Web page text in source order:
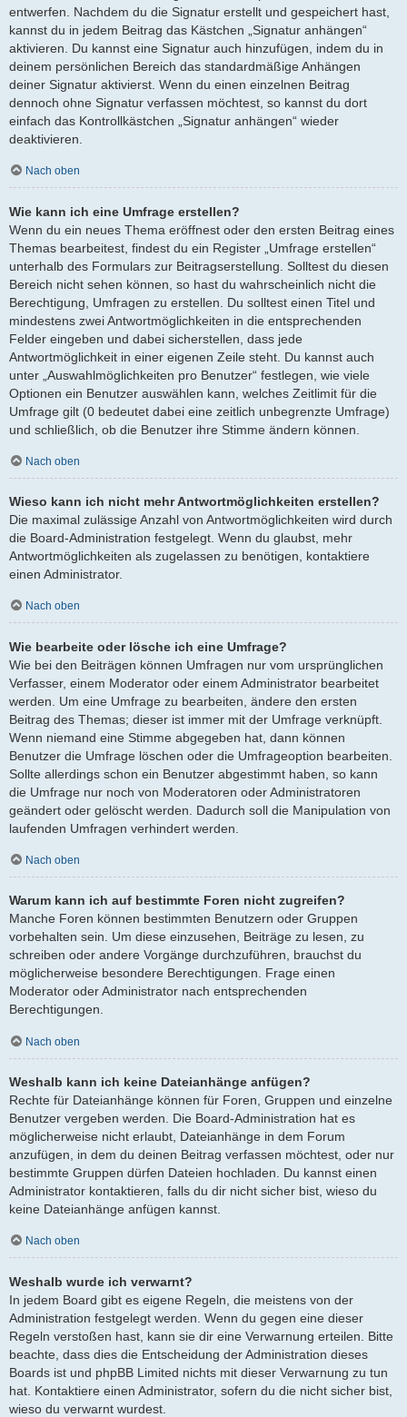
entwerfen. Nachdem du die Signatur erstellt und gespeichert hast,
kannst du in jedem Beitrag das Kästchen „Signatur anhängen“
aktivieren. Du kannst eine Signatur auch hinzufügen, indem du in
deinem persönlichen Bereich das standardmäßige Anhängen
deiner Signatur aktivierst. Wenn du einen einzelnen Beitrag
dennoch ohne Signatur verfassen möchtest, so kannst du dort
einfach das Kontrollkästchen „Signatur anhängen“ wieder
deaktivieren.
Nach oben
Wie kann ich eine Umfrage erstellen?
Wenn du ein neues Thema eröffnest oder den ersten Beitrag eines
Themas bearbeitest, findest du ein Register „Umfrage erstellen“
unterhalb des Formulars zur Beitragserstellung. Solltest du diesen
Bereich nicht sehen können, so hast du wahrscheinlich nicht die
Berechtigung, Umfragen zu erstellen. Du solltest einen Titel und
mindestens zwei Antwortmöglichkeiten in die entsprechenden
Felder eingeben und dabei sicherstellen, dass jede
Antwortmöglichkeit in einer eigenen Zeile steht. Du kannst auch
unter „Auswahlmöglichkeiten pro Benutzer“ festlegen, wie viele
Optionen ein Benutzer auswählen kann, welches Zeitlimit für die
Umfrage gilt (0 bedeutet dabei eine zeitlich unbegrenzte Umfrage)
und schließlich, ob die Benutzer ihre Stimme ändern können.
Nach oben
Wieso kann ich nicht mehr Antwortmöglichkeiten erstellen?
Die maximal zulässige Anzahl von Antwortmöglichkeiten wird durch
die Board-Administration festgelegt. Wenn du glaubst, mehr
Antwortmöglichkeiten als zugelassen zu benötigen, kontaktiere
einen Administrator.
Nach oben
Wie bearbeite oder lösche ich eine Umfrage?
Wie bei den Beiträgen können Umfragen nur vom ursprünglichen
Verfasser, einem Moderator oder einem Administrator bearbeitet
werden. Um eine Umfrage zu bearbeiten, ändere den ersten
Beitrag des Themas; dieser ist immer mit der Umfrage verknüpft.
Wenn niemand eine Stimme abgegeben hat, dann können
Benutzer die Umfrage löschen oder die Umfrageoption bearbeiten.
Sollte allerdings schon ein Benutzer abgestimmt haben, so kann
die Umfrage nur noch von Moderatoren oder Administratoren
geändert oder gelöscht werden. Dadurch soll die Manipulation von
laufenden Umfragen verhindert werden.
Nach oben
Warum kann ich auf bestimmte Foren nicht zugreifen?
Manche Foren können bestimmten Benutzern oder Gruppen
vorbehalten sein. Um diese einzusehen, Beiträge zu lesen, zu
schreiben oder andere Vorgänge durchzuführen, brauchst du
möglicherweise besondere Berechtigungen. Frage einen
Moderator oder Administrator nach entsprechenden
Berechtigungen.
Nach oben
Weshalb kann ich keine Dateianhänge anfügen?
Rechte für Dateianhänge können für Foren, Gruppen und einzelne
Benutzer vergeben werden. Die Board-Administration hat es
möglicherweise nicht erlaubt, Dateianhänge in dem Forum
anzufügen, in dem du deinen Beitrag verfassen möchtest, oder nur
bestimmte Gruppen dürfen Dateien hochladen. Du kannst einen
Administrator kontaktieren, falls du dir nicht sicher bist, wieso du
keine Dateianhänge anfügen kannst.
Nach oben
Weshalb wurde ich verwarnt?
In jedem Board gibt es eigene Regeln, die meistens von der
Administration festgelegt werden. Wenn du gegen eine dieser
Regeln verstoßen hast, kann sie dir eine Verwarnung erteilen. Bitte
beachte, dass dies die Entscheidung der Administration dieses
Boards ist und phpBB Limited nichts mit dieser Verwarnung zu tun
hat. Kontaktiere einen Administrator, sofern du die nicht sicher bist,
wieso du verwarnt wurdest.